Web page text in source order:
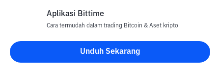
AI dan layanan Meta lainnya.
Apakah Muse Image sudah tersedia di
Indonesia?
Aplikasi Bittime
Cara termudah dalam trading Bitcoin & Aset kripto
Unduh Sekarang